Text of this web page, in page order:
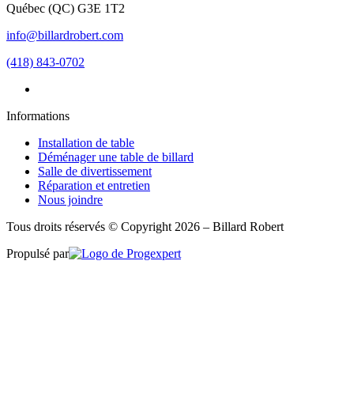
Québec (QC) G3E 1T2
info@billardrobert.com
(418) 843-0702
Informations
Installation de table
Déménager une table de billard
Salle de divertissement
Réparation et entretien
Nous joindre
Tous droits réservés © Copyright 2026 – Billard Robert
Propulsé par